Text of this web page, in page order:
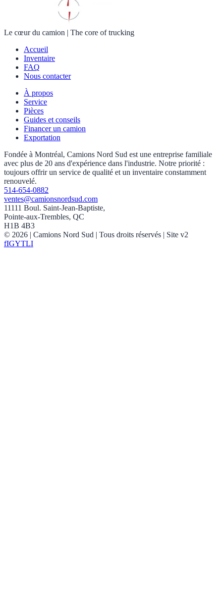
Le cœur du camion | The core of trucking
Accueil
Inventaire
FAQ
Nous contacter
À propos
Service
Pièces
Guides et conseils
Financer un camion
Exportation
Fondée à Montréal, Camions Nord Sud est une entreprise familiale
avec plus de 20 ans d'expérience dans l'industrie. Notre priorité :
toujours offrir un service de qualité et un inventaire constamment
renouvelé.
514-654-0882
ventes@camionsnordsud.com
11111 Boul. Saint-Jean-Baptiste,
Pointe-aux-Trembles, QC
H1B 4B3
© 2026 | Camions Nord Sud | Tous droits réservés | Site v2
fIGYTLI